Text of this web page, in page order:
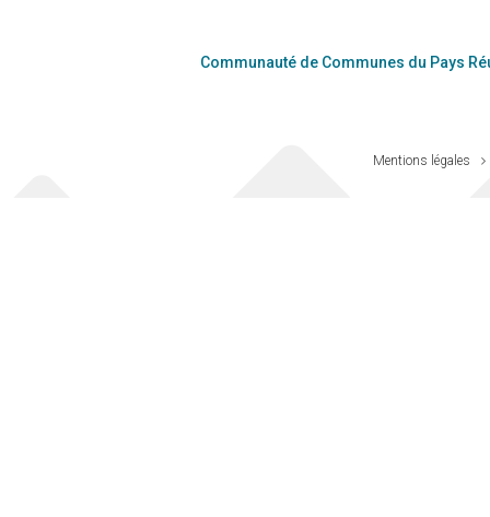
Communauté de Communes du Pays
Mentions légales